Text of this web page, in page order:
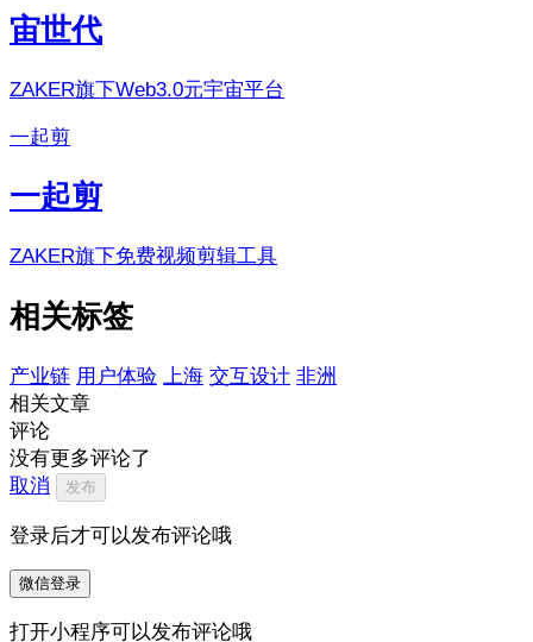
宙世代
ZAKER旗下Web3.0元宇宙平台
一起剪
一起剪
ZAKER旗下免费视频剪辑工具
相关标签
产业链 用户体验 上海 交互设计 非洲
相关文章
评论
没有更多评论了
取消
发布
登录后才可以发布评论哦
微信登录
打开小程序可以发布评论哦